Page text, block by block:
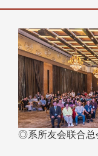
◎系所友会联合总